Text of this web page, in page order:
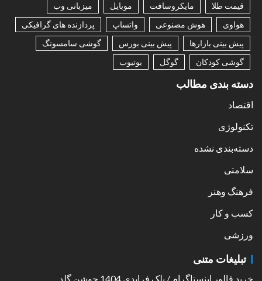
قیمت طلا
مایکروسافت موبایل
میزبانی وب
هواوی
هوش مصنوعی واتساپ
پردازنده های گرافیکی
پیش بینی بازارها
پیش بینی بورس
گوشی سامسونگ
گوشی کودکان
گوگل یوتیوب
دسته بندی مطالب
اقتصاد
تکنولوژی
دسته‌بندی نشده
سلامتی
فرهنگ وهنر
کسب و کار
ورزشی
تبلیغات متنی
خرید فالور اینستاگرام / بلک فرایدی 1404 جوشن گلد